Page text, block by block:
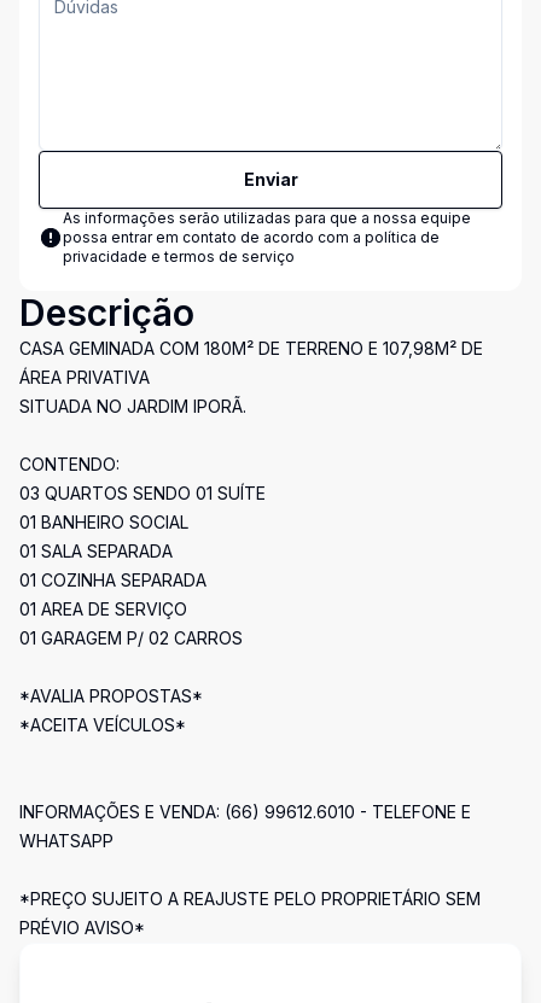
Enviar
As informações serão utilizadas para que a nossa equipe
possa entrar em contato de acordo com a política de
privacidade e termos de serviço
Descrição
CASA GEMINADA COM 180M² DE TERRENO E 107,98M² DE
ÁREA PRIVATIVA
SITUADA NO JARDIM IPORÃ.
CONTENDO:
03 QUARTOS SENDO 01 SUÍTE
01 BANHEIRO SOCIAL
01 SALA SEPARADA
01 COZINHA SEPARADA
01 AREA DE SERVIÇO
01 GARAGEM P/ 02 CARROS
*AVALIA PROPOSTAS*
*ACEITA VEÍCULOS*
INFORMAÇÕES E VENDA: (66) 99612.6010 - TELEFONE E
WHATSAPP
*PREÇO SUJEITO A REAJUSTE PELO PROPRIETÁRIO SEM
PRÉVIO AVISO*